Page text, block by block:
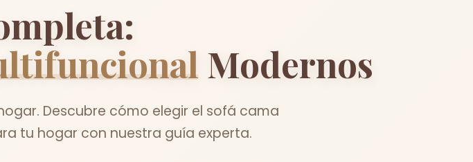
Modernos
Descubre cómo elegir el sofá cama
tu hogar con nuestra guía experta.